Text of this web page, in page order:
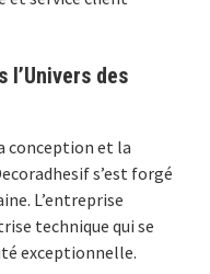
l’Univers des
conception et la
s’est forgé
L’entreprise
technique qui se
exceptionnelle.